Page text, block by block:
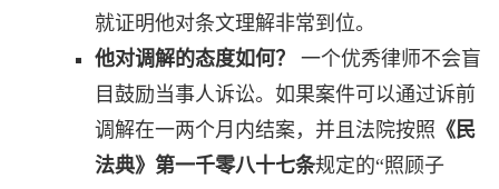
就证明他对条文理解非常到位。
他对调解的态度如何？
一个优秀律师不会盲
目鼓励当事人诉讼。如果案件可以通过诉前
调解在一两个月内结案，并且法院按照 《民
法典》第一千零八十七条规定的“照顾子